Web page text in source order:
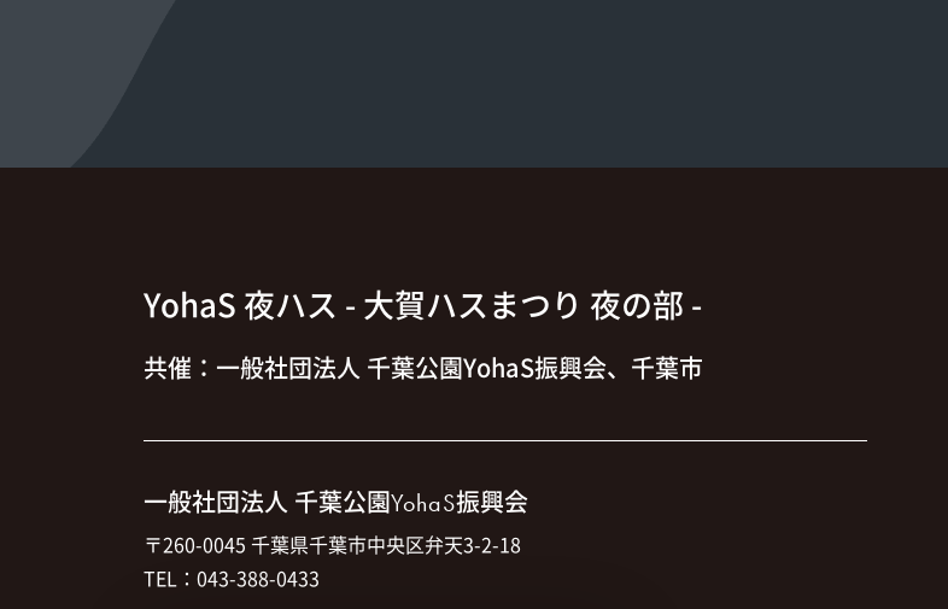
YohaS 夜ハス - 大賀ハスまつり 夜の部 -
共催：一般社団法人 千葉公園YohaS振興会、千葉市
一般社団法人 千葉公園YohaS振興会
〒260-0045 千葉県千葉市中央区弁天3-2-18
TEL：043-388-0433